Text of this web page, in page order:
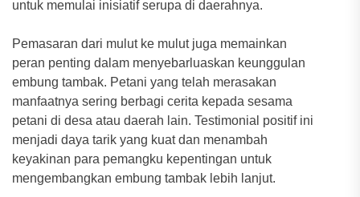
untuk memulai inisiatif serupa di daerahnya.
Pemasaran dari mulut ke mulut juga memainkan
peran penting dalam menyebarluaskan keunggulan
embung tambak. Petani yang telah merasakan
manfaatnya sering berbagi cerita kepada sesama
petani di desa atau daerah lain. Testimonial positif ini
menjadi daya tarik yang kuat dan menambah
keyakinan para pemangku kepentingan untuk
mengembangkan embung tambak lebih lanjut.